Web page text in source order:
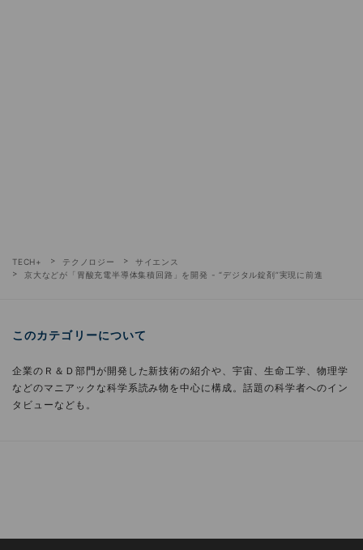
TECH+ テクノロジー
サイエンス
京大などが「胃酸充電半導体集積回路」を開発 - “デジタル錠剤”実現に前進
このカテゴリーについて
企業のＲ＆Ｄ部門が開発した新技術の紹介や、宇宙、生命工学、物理学
などのマニアックな科学系読み物を中心に構成。話題の科学者へのイン
タビューなども。